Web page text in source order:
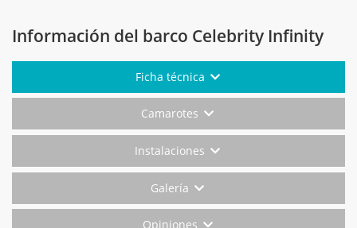
Información del barco Celebrity Infinity
Ficha técnica
Camarotes
Instalaciones
Galería
Opiniones